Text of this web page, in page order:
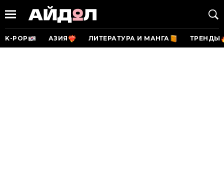
K-POP АЗИЯ ЛИТЕРАТУРА И МАНГА ТРЕНДЫ